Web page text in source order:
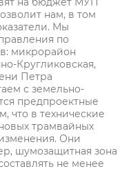
нам, в том
Мы
по
микрорайон
Кругликовская,
Петра
с земельно-
предпроектные
что в технические
трамвайных
Они
шумозащитная зона
не менее